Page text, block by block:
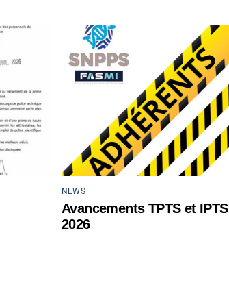
NEWS
Avancements TPTS et IPTS
2026